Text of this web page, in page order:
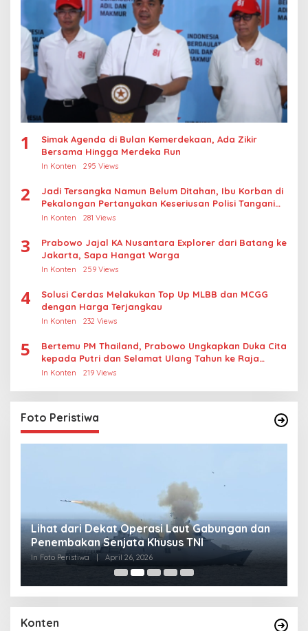
1
Simak Agenda di Bulan Kemerdekaan, Ada Zikir
Bersama Hingga Merdeka Run
In Konten 295 Views
2
Jadi Tersangka Namun Belum Ditahan, Ibu Korban di
Pekalongan Pertanyakan Keseriusan Polisi Tangani
Kasus Rudapksa Sampai Anaknya Hamil
In Konten 281 Views
3
Prabowo Jajal KA Nusantara Explorer dari Batang ke
Jakarta, Sapa Hangat Warga
In Konten 259 Views
4
Solusi Cerdas Melakukan Top Up MLBB dan MCGG
dengan Harga Terjangkau
In Konten 232 Views
5
Bertemu PM Thailand, Prabowo Ungkapkan Duka Cita
kepada Putri dan Selamat Ulang Tahun ke Raja
Thailand
In Konten 219 Views
Foto Peristiwa
Lihat dari Dekat Operasi Laut Gabungan dan
Penembakan Senjata Khusus TNI
In Foto Peristiwa April 26, 2026
Konten